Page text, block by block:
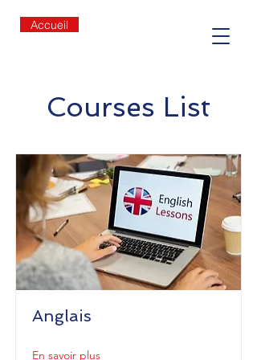
Accueil
Courses List
Anglais
En savoir plus